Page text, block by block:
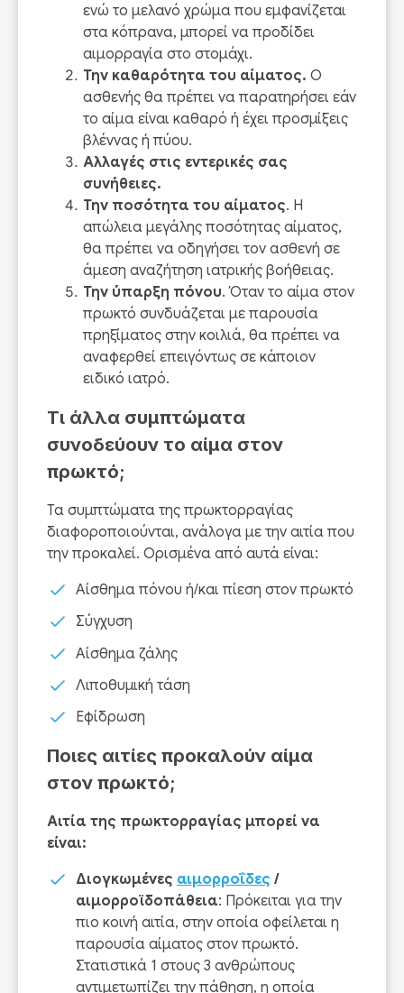
ενώ το μελανό χρώμα που εμφανίζεται
στα κόπρανα, μπορεί να προδίδει
αιμορραγία στο στομάχι.
Την καθαρότητα του αίματος. Ο
ασθενής θα πρέπει να παρατηρήσει εάν
το αίμα είναι καθαρό ή έχει προσμίξεις
βλέννας ή πύου.
Αλλαγές στις εντερικές σας
συνήθειες.
Την ποσότητα του αίματος. Η
απώλεια μεγάλης ποσότητας αίματος,
θα πρέπει να οδηγήσει τον ασθενή σε
άμεση αναζήτηση ιατρικής βοήθειας.
Την ύπαρξη πόνου. Όταν το αίμα στον
πρωκτό συνδυάζεται με παρουσία
πρηξίματος στην κοιλιά, θα πρέπει να
αναφερθεί επειγόντως σε κάποιον
ειδικό ιατρό.
Τι άλλα συμπτώματα
συνοδεύουν το αίμα στον
πρωκτό;
Τα συμπτώματα της πρωκτορραγίας
διαφοροποιούνται, ανάλογα με την αιτία που
την προκαλεί. Ορισμένα από αυτά είναι:
Αίσθημα πόνου ή/και πίεση στον πρωκτό
Σύγχυση
Αίσθημα ζάλης
Λιποθυμική τάση
Εφίδρωση
Ποιες αιτίες προκαλούν αίμα
στον πρωκτό;
Αιτία της πρωκτορραγίας μπορεί να
είναι:
Διογκωμένες αιμορροΐδες /
αιμορροϊδοπάθεια: Πρόκειται για την
πιο κοινή αιτία, στην οποία οφείλεται η
παρουσία αίματος στον πρωκτό.
Στατιστικά 1 στους 3 ανθρώπους
αντιμετωπίζει την πάθηση, η οποία